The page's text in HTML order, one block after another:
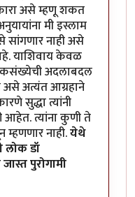
असे म्हणू शकत
मी इस्लाम
सांगणार नाही असे
याशिवाय केवळ
अदलाबदल
असे अत्यंत आग्रहाने
सुद्धा त्यांनी
आहेत. त्यांना कुणी ते
म्हणणार नाही.येथे
लोक डॉ
जास्त पुरोगामी